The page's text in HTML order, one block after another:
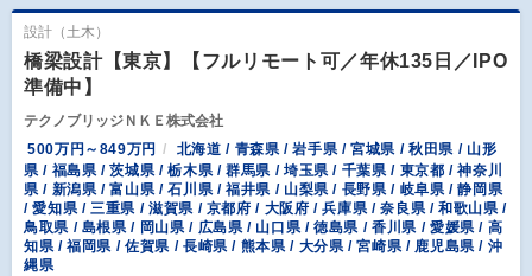
設計（土木）
橋梁設計【東京】【フルリモート可／年休135日／IPO
準備中】
テクノブリッジＮＫＥ株式会社
500万円～849万円
北海道 / 青森県 / 岩手県 / 宮城県 / 秋田県 / 山形
県 / 福島県 / 茨城県 / 栃木県 / 群馬県 / 埼玉県 / 千葉県 / 東京都 / 神奈川
県 / 新潟県 / 富山県 / 石川県 / 福井県 / 山梨県 / 長野県 / 岐阜県 / 静岡県
/ 愛知県 / 三重県 / 滋賀県 / 京都府 / 大阪府 / 兵庫県 / 奈良県 / 和歌山県 /
鳥取県 / 島根県 / 岡山県 / 広島県 / 山口県 / 徳島県 / 香川県 / 愛媛県 / 高
知県 / 福岡県 / 佐賀県 / 長崎県 / 熊本県 / 大分県 / 宮崎県 / 鹿児島県 / 沖
縄県